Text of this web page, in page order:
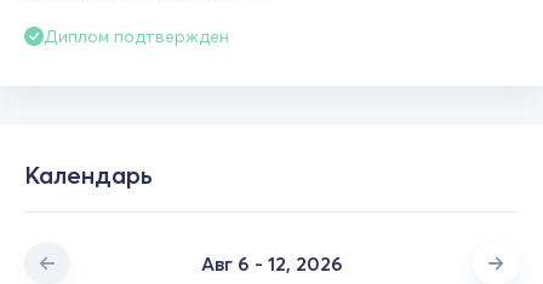
Диплом подтвержден
Календарь
Авг 6 - 12, 2026